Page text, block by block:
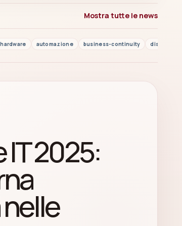
Mostra tutte le news
hardware automazione business-continuity disaster
2025: